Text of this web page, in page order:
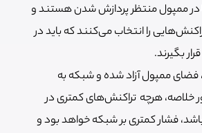
در ممپول منتظر پردازش شدن هستند و
را انتخاب می‌کنند که باید در
بگیرند.
فضای ممپول آزاد شده و شبکه به
خلاصه، هرچه تراکنش‌های کمتری در
فشار کمتری بر شبکه خواهد بود و